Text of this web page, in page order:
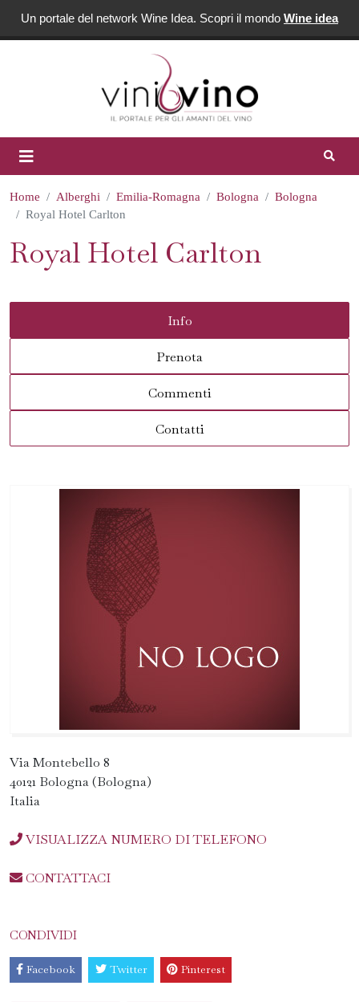
Un portale del network Wine Idea. Scopri il mondo Wine idea
Home Alberghi Emilia-Romagna Bologna
Bologna
Royal Hotel Carlton
Royal Hotel Carlton
Info
Prenota
Commenti
Contatti
Via Montebello 8
40121 Bologna (Bologna)
Italia
VISUALIZZA NUMERO DI TELEFONO
CONTATTACI
CONDIVIDI
Facebook Twitter Pinterest